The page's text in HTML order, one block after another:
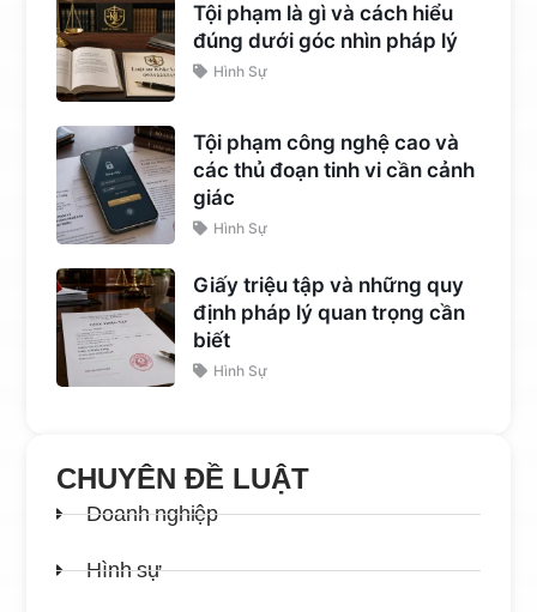
Tội phạm là gì và cách hiểu
đúng dưới góc nhìn pháp lý
Hình Sự
Tội phạm công nghệ cao và
các thủ đoạn tinh vi cần cảnh
giác
Hình Sự
Giấy triệu tập và những quy
định pháp lý quan trọng cần
biết
Hình Sự
CHUYÊN ĐỀ LUẬT
Doanh nghiệp
Hình sự